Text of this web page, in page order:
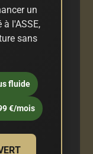
un
l'ASSE,
sans
fluide
€/mois